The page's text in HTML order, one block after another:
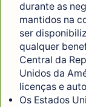
durante as
mantidos na
ser
qualquer
Central da
Unidos da
licenças e
Os Estados